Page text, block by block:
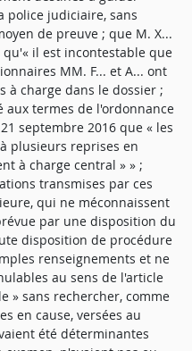
police judiciaire, sans
de preuve ; que M. X...
il est incontestable que
MM. F... et A... ont
à charge dans le dossier ;
termes de l'ordonnance
septembre 2016 que « les
plusieurs reprises en
à charge central » » ;
transmises par ces
qui ne méconnaissent
par une disposition du
disposition de procédure
renseignements et ne
au sens de l'article
» sans rechercher, comme
en cause, versées au
été déterminantes